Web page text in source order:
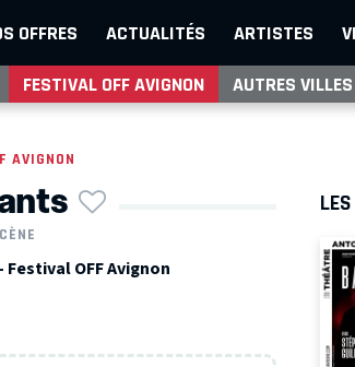
OFFRES ACTUALITÉS ARTISTES
FESTIVAL OFF AVIGNON AUTRES VILLES
AVIGNON
OFF Avignon